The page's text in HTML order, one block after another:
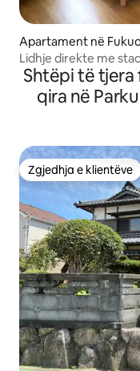
Apartament në
Lidhje direkte me
minuta / Hakata 9
shkëlqyer, ideal për
Shtëpi të tjera
qira në
Zgjedhja e klientëve
Zgjedhja e klientëve